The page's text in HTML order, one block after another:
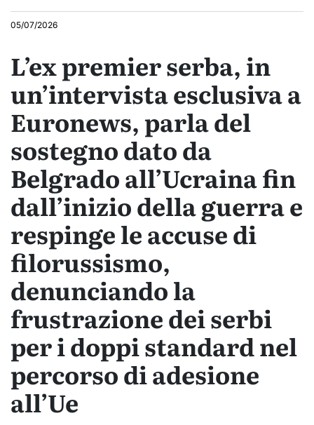
05/07/2026
L’ex premier serba, in
un’intervista esclusiva a
Euronews, parla del
sostegno dato da
Belgrado all’Ucraina fin
dall’inizio della guerra e
respinge le accuse di
filorussismo,
denunciando la
frustrazione dei serbi
per i doppi standard nel
percorso di adesione
all’Ue